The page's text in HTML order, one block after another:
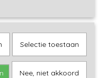
Selectie toestaan
Nee, niet akkoord